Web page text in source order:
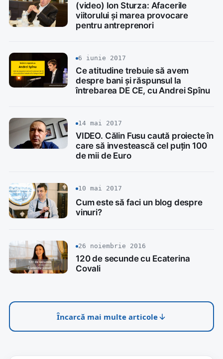
(video) Ion Sturza: Afacerile
viitorului și marea provocare
pentru antreprenori
6 iunie 2017
Ce atitudine trebuie să avem
despre bani și răspunsul la
întrebarea DE CE, cu Andrei Spînu
14 mai 2017
VIDEO. Călin Fusu caută proiecte în
care să investească cel puțin 100
de mii de Euro
10 mai 2017
Cum este să faci un blog despre
vinuri?
26 noiembrie 2016
120 de secunde cu Ecaterina
Covali
Încarcă mai multe articole